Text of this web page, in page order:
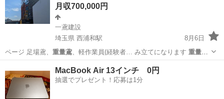
月収700,000円
一鳶建設
埼玉県 西浦和駅
8月6日
ページ 足場鳶、 重量鳶、軽作業員(経験者… み立てになります 重量鳶
作業内容は、空調、…
鳶職 給料
MacBook Air 13インチ 0円
抽選でプレゼント！応募は1分